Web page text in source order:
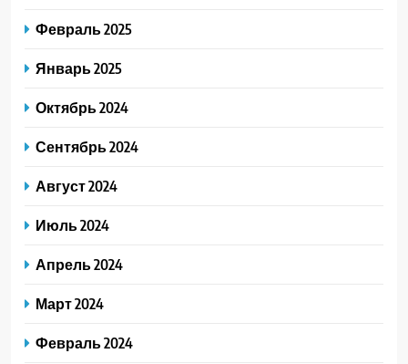
Февраль 2025
Январь 2025
Октябрь 2024
Сентябрь 2024
Август 2024
Июль 2024
Апрель 2024
Март 2024
Февраль 2024